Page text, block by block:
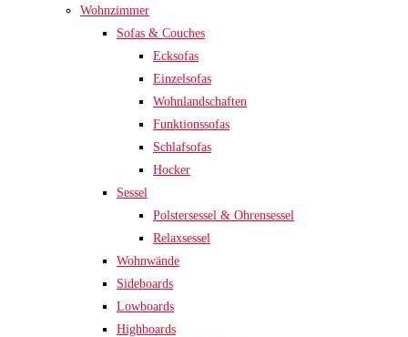
Wohnzimmer
Sofas & Couches
Ecksofas
Einzelsofas
Wohnlandschaften
Funktionssofas
Schlafsofas
Hocker
Sessel
Polstersessel & Ohrensessel
Relaxsessel
Wohnwände
Sideboards
Lowboards
Highboards